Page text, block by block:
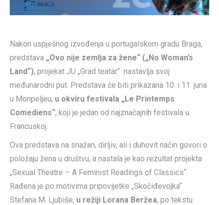
Nakon uspješnog izvođenja u portugalskom gradu Braga,
predstava „Ovo nije zemlja za žene“ („No Woman’s
Land“), projekat JU „Grad teatar“ nastavlja svoj
međunarodni put. Predstava će biti prikazana 10. i 11. juna
u Monpeljeu, u okviru festivala „Le Printemps
Comediens“, koji je jedan od najznačajnih festivala u
Francuskoj.
Ova predstava na snažan, dirljiv, ali i duhovit način govori o
položaju žena u društvu, a nastala je kao rezultat projekta
„Sexual Theatre – A Feminist Readings of Classics“.
Rađena je po motivima pripovijetke „Skočiđevojka“
Stefana M. Ljubiše, u režiji Lorana Beržea, po tekstu